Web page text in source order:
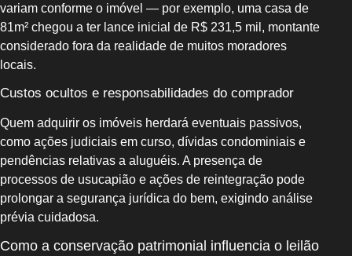
variam conforme o imóvel — por exemplo, uma casa de
81m² chegou a ter lance inicial de R$ 231,5 mil, montante
considerado fora da realidade de muitos moradores
locais.
Custos ocultos e responsabilidades do comprador
Quem adquirir os imóveis herdará eventuais passivos,
como ações judiciais em curso, dívidas condominiais e
pendências relativas a aluguéis. A presença de
processos de usucapião e ações de reintegração pode
prolongar a segurança jurídica do bem, exigindo análise
prévia cuidadosa.
Como a conservação patrimonial influencia o leilão